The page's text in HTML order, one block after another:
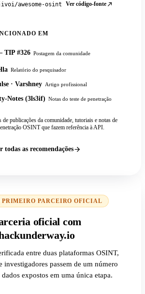
awesome-osint Ver código-fonte
EM
TIP #326 Postagem da comunidade
Relatório do pesquisador
· Varshney Artigo profissional
Notes (3ls3if) Notas do teste de penetração
de publicações da comunidade, tutoriais e notas de
OSINT que fazem referência à API.
todas as recomendações
PRIMEIRO PARCEIRO OFICIAL
oficial com
entre duas plataformas OSINT,
investigadores passem de um número
expostos em uma única etapa.